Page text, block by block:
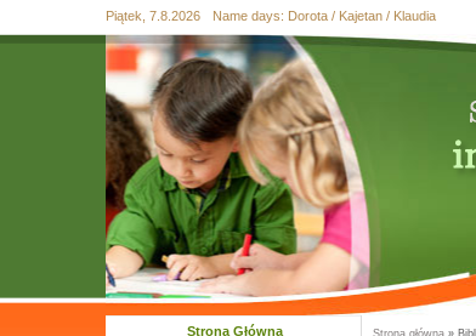
Przejdź
Przejdź do
wyszukiwania
Skip
Przejdź
Przejdź
Piątek, 7.8.2026 Name days: Dorota / Kajetan / Klaudia
Strona Główna Strona główna »